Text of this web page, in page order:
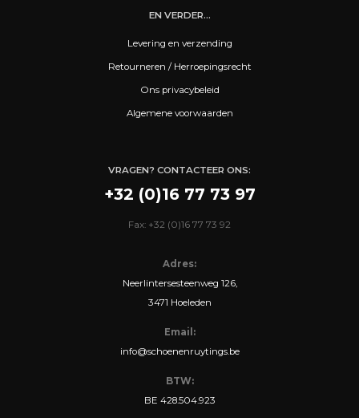
EN VERDER...
Levering en verzending
Retourneren / Herroepingsrecht
Ons privacybeleid
Algemene voorwaarden
VRAGEN? CONTACTEER ONS:
+32 (0)16 77 73 97
Fax: +32 (0)16 77 73 92
Adres:
Neerlintersesteenweg 126,
3471 Hoeleden
Email:
info@schoenenruytings.be
BTW:
BE 428.504.923